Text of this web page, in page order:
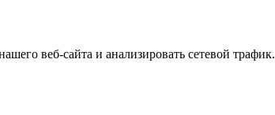
веб-сайта и анализировать сетевой трафик.